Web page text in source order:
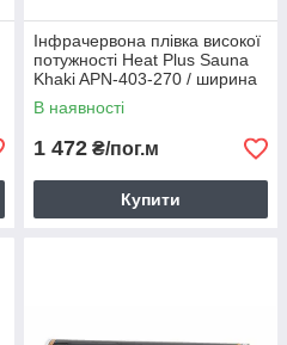
Інфрачервона плівка високої
потужності Heat Plus Sauna
Khaki APN-403-270 / ширина
30 см / 810 Вт/м2
В наявності
1 472 ₴/пог.м
Купити